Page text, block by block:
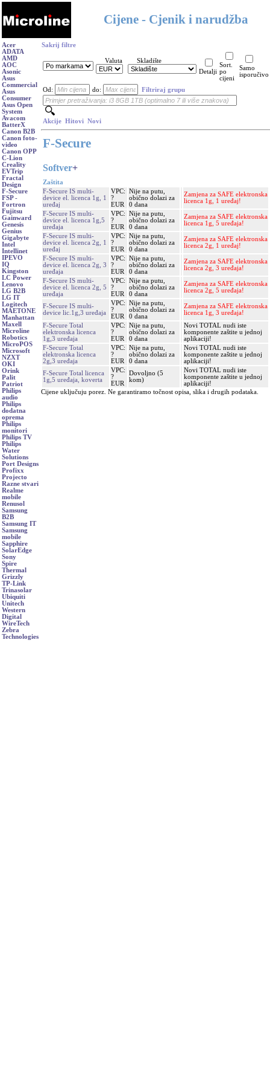
Cijene - Cjenik i narudžba
Acer
ADATA
AMD
AOC
Asonic
Asus
Commercial
Asus
Consumer
Asus Open
System
Avacom
BatterX
Canon B2B
Canon foto-
video
Canon OPP
C-Lion
Creality
EVTrip
Fractal
Design
F-Secure
FSP -
Fortron
Fujitsu
Gainward
Genesis
Genius
Gigabyte
Intel
Intellinet
IPEVO
IQ
Kingston
LC Power
Lenovo
LG B2B
LG IT
Logitech
MAETONE
Manhattan
Maxell
Microline
Robotics
MicroPOS
Microsoft
NZXT
OKI
Orink
Palit
Patriot
Philips
audio
Philips
dodatna
oprema
Philips
monitori
Philips TV
Philips
Water
Solutions
Port Designs
Profixx
Projecto
Razne stvari
Realme
mobile
Renusol
Samsung
B2B
Samsung IT
Samsung
mobile
Sapphire
SolarEdge
Sony
Spire
Thermal
Grizzly
TP-Link
Trinasolar
Ubiquiti
Unitech
Western
Digital
WireTech
Zebra
Technologies
Sakrij filtre
Valuta
Skladište
Detalji
Sort.
po
cijeni
Samo
isporučivo
Od: do: Filtriraj grupu
Akcije Hitovi Novi
F-Secure
Softver+
Zaštita
F-Secure IS multi-
device el. licenca 1g, 1
uređaj
VPC:
?
EUR
Nije na putu,
obično dolazi za
0 dana
Zamjena za SAFE elektronska
licenca 1g, 1 uređaj!
F-Secure IS multi-
device el. licenca 1g,5
uređaja
VPC:
?
EUR
Nije na putu,
obično dolazi za
0 dana
Zamjena za SAFE elektronska
licenca 1g, 5 uređaja!
F-Secure IS multi-
device el. licenca 2g, 1
uređaj
VPC:
?
EUR
Nije na putu,
obično dolazi za
0 dana
Zamjena za SAFE elektronska
licenca 2g, 1 uređaj!
F-Secure IS multi-
device el. licenca 2g, 3
uređaja
VPC:
?
EUR
Nije na putu,
obično dolazi za
0 dana
Zamjena za SAFE elektronska
licenca 2g, 3 uređaja!
F-Secure IS multi-
device el. licenca 2g, 5
uređaja
VPC:
?
EUR
Nije na putu,
obično dolazi za
0 dana
Zamjena za SAFE elektronska
licenca 2g, 5 uređaja!
F-Secure IS multi-
device lic.1g,3 uređaja
VPC:
?
EUR
Nije na putu,
obično dolazi za
0 dana
Zamjena za SAFE elektronska
licenca 1g, 3 uređaja!
F-Secure Total
elektronska licenca
1g,3 uređaja
VPC:
?
EUR
Nije na putu,
obično dolazi za
0 dana
Novi TOTAL nudi iste
komponente zaštite u jednoj
aplikaciji!
F-Secure Total
elektronska licenca
2g,3 uređaja
VPC:
?
EUR
Nije na putu,
obično dolazi za
0 dana
Novi TOTAL nudi iste
komponente zaštite u jednoj
aplikaciji!
F-Secure Total licenca
1g,5 uređaja, koverta
VPC:
?
EUR
Dovoljno (5
kom)
Novi TOTAL nudi iste
komponente zaštite u jednoj
aplikaciji!
Cijene uključuju porez. Ne garantiramo točnost opisa, slika i drugih podataka.